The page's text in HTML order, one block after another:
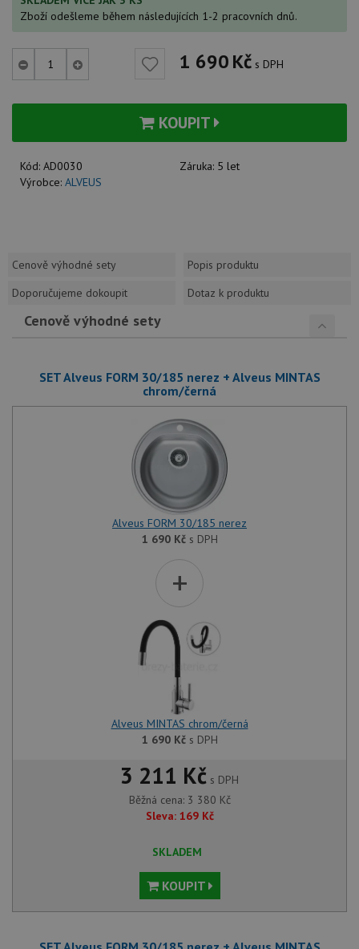
Zboží odešleme během následujících 1-2 pracovních dnů.
1 690Kč s DPH
KOUPIT
Kód: AD0030 Záruka: 5 let
Výrobce: ALVEUS
Cenově výhodné sety
Popis produktu
Doporučujeme dokoupit
Dotaz k produktu
Cenově výhodné sety
SET Alveus FORM 30/185 nerez + Alveus MINTAS
chrom/černá
Alveus FORM 30/185 nerez
1 690 Kčs DPH
+
Alveus MINTAS chrom/černá
1 690 Kčs DPH
3 211 Kč s DPH
Běžná cena: 3 380 Kč
Sleva: 169 Kč
SKLADEM
KOUPIT